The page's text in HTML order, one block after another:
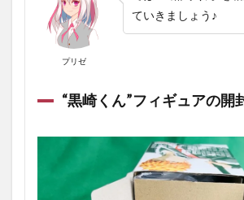
プリゼ
ていきましょう♪
“黒崎くん”フィギュアの開